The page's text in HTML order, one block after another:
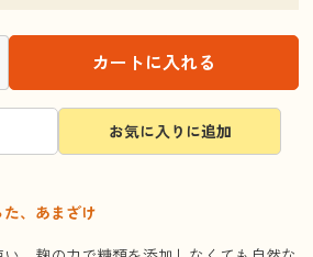
カートに入れる
お気に入りに追加
、あまざけ